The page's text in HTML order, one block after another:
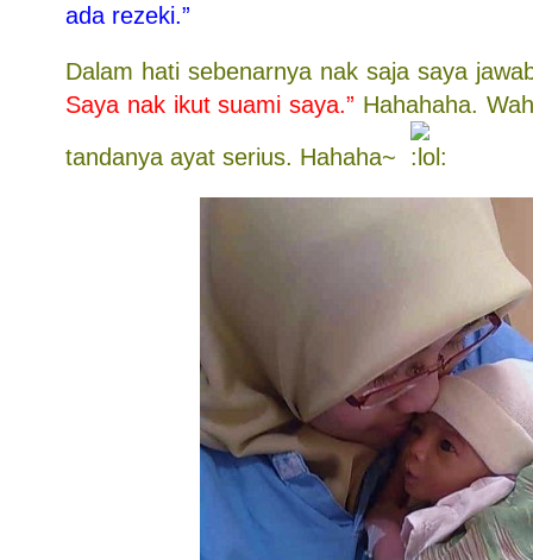
ada rezeki.”
Dalam hati sebenarnya nak saja saya
Saya nak ikut suami saya.” Hahahaha.
tandanya ayat serius. Hahaha~